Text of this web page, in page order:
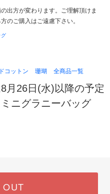
出方が変わります。ご理解頂けま
のご購入はご遠慮下さい。
グ
コットン 珊瑚 全商品一覧
月26日(水)以降の予定
ニグラニーバッグ